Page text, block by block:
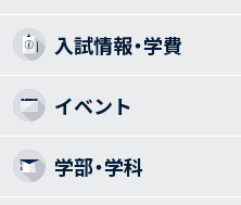
入試情報・学費
イベント
学部・学科